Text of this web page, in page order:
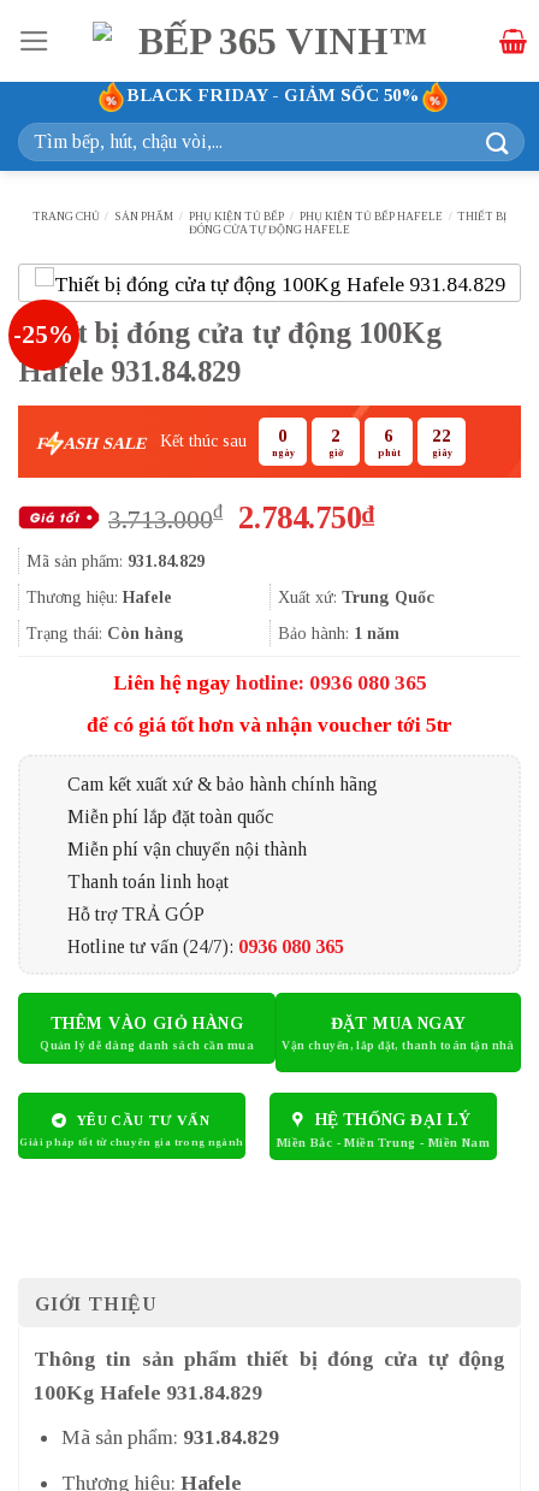
qua
nội
dung
BLACK FRIDAY - GIẢM SỐC 50%
Tìm
kiếm:
TRANG CHỦ / SẢN PHẨM / PHỤ KIỆN TỦ BẾP / PHỤ KIỆN TỦ BẾP HAFELE / THIẾT BỊ
ĐÓNG CỬA TỰ ĐỘNG HAFELE
-25%
Thiết bị đóng cửa tự động 100Kg
Hafele 931.84.829
F ASH SALE Kết thúc sau 0
ngày
2
giờ
6
phút
21
giây
3.713.000₫
Giá
3.713.000₫.
2.784.750₫Giá
là:
2.784.750₫.
Mã sản phẩm: 931.84.829
Thương hiệu: Hafele Xuất xứ: Trung Quốc
Trạng thái: Còn hàng Bảo hành: 1 năm
Liên hệ ngay hotline: 0936 080 365
để có giá tốt hơn và nhận voucher tới 5tr
Cam kết xuất xứ & bảo hành chính hãng
Miễn phí lắp đặt toàn quốc
Miễn phí vận chuyển nội thành
Thanh toán linh hoạt
Hỗ trợ TRẢ GÓP
Hotline tư vấn (24/7): 0936 080 365
THÊM VÀO GIỎ HÀNG ĐẶT MUA NGAY
YÊU CẦU TƯ VẤN HỆ THỐNG ĐẠI LÝ
GIỚI THIỆU
Thông tin sản phẩm thiết bị đóng cửa tự động
100Kg Hafele 931.84.829
Mã sản phẩm: 931.84.829
Thương hiệu: Hafele